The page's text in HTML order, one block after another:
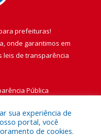
prefeituras!
onde garantimos em
leis de transparência
Pública
sua experiência de
portal, você
de cookies.